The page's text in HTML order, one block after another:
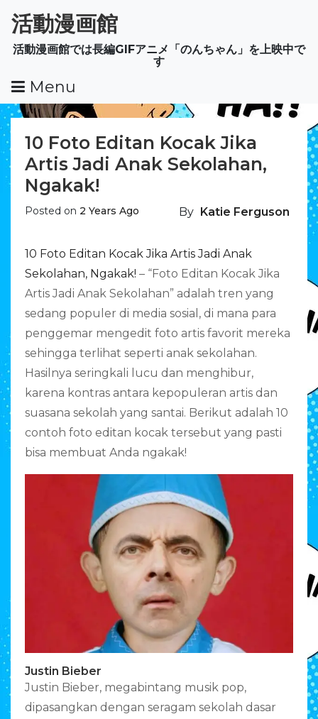
To
Content
活動漫画館
活動漫画館では長編GIFアニメ「のんちゃん」を上映中で
す
Menu
10 Foto Editan Kocak Jika
Artis Jadi Anak Sekolahan,
Ngakak!
Posted on 2 Years Ago By Katie Ferguson
10 Foto Editan Kocak Jika Artis Jadi Anak
Sekolahan, Ngakak! – “Foto Editan Kocak Jika
Artis Jadi Anak Sekolahan” adalah tren yang
sedang populer di media sosial, di mana para
penggemar mengedit foto artis favorit mereka
sehingga terlihat seperti anak sekolahan.
Hasilnya seringkali lucu dan menghibur,
karena kontras antara kepopuleran artis dan
suasana sekolah yang santai. Berikut adalah 10
contoh foto editan kocak tersebut yang pasti
bisa membuat Anda ngakak!
Justin Bieber
Justin Bieber, megabintang musik pop,
dipasangkan dengan seragam sekolah dasar